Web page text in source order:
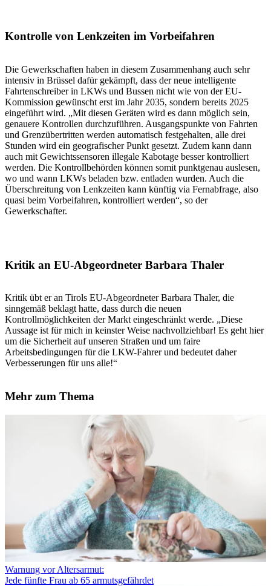
Kontrolle von Lenkzeiten im Vorbeifahren
Die Gewerkschaften haben in diesem Zusammenhang auch sehr
intensiv in Brüssel dafür gekämpft, dass der neue intelligente
Fahrtenschreiber in LKWs und Bussen nicht wie von der EU-
Kommission gewünscht erst im Jahr 2035, sondern bereits 2025
eingeführt wird. „Mit diesen Geräten wird es dann möglich sein,
genauere Kontrollen durchzuführen. Ausgangspunkte von Fahrten
und Grenzübertritten werden automatisch festgehalten, alle drei
Stunden wird ein geografischer Punkt gesetzt. Zudem kann dann
auch mit Gewichtssensoren illegale Kabotage besser kontrolliert
werden. Die Kontrollbehörden können somit punktgenau auslesen,
wo und wann LKWs beladen bzw. entladen wurden. Auch die
Überschreitung von Lenkzeiten kann künftig via Fernabfrage, also
quasi beim Vorbeifahren, kontrolliert werden“, so der
Gewerkschafter.
Kritik an EU-Abgeordneter Barbara Thaler
Kritik übt er an Tirols EU-Abgeordneter Barbara Thaler, die
sinngemäß beklagt hatte, dass durch die neuen
Kontrollmöglichkeiten der Markt eingeschränkt werde. „Diese
Aussage ist für mich in keinster Weise nachvollziehbar! Es geht hier
um die Sicherheit auf unseren Straßen und um faire
Arbeitsbedingungen für die LKW-Fahrer und bedeutet daher
Verbesserungen für uns alle!“
Mehr zum Thema
Warnung vor Altersarmut:
Jede fünfte Frau ab 65 armutsgefährdet